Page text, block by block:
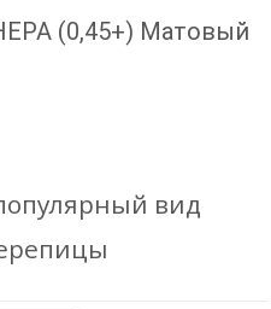
(0,45+) Матовый
вид